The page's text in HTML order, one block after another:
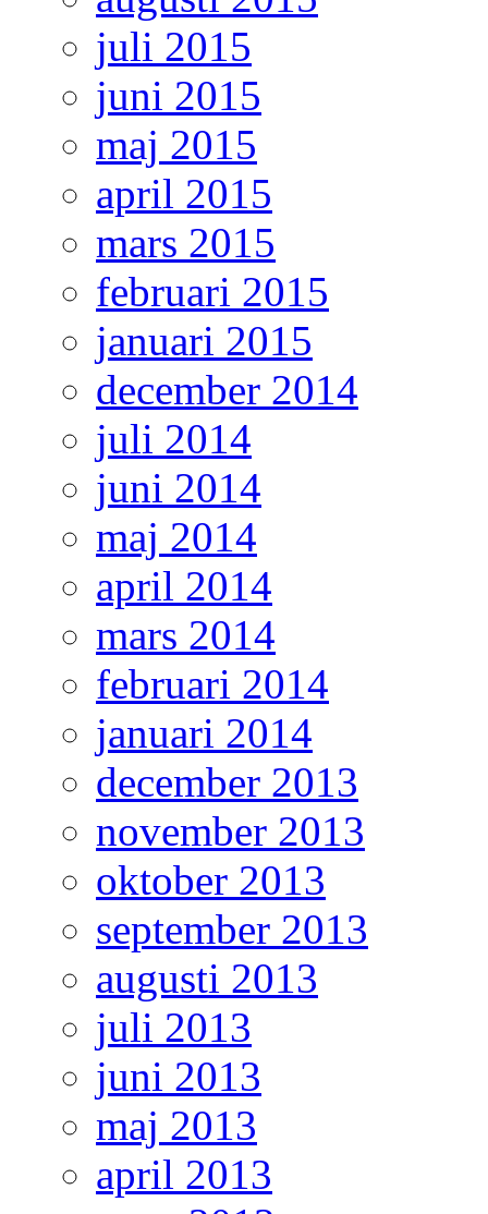
juli 2015
juni 2015
maj 2015
april 2015
mars 2015
februari 2015
januari 2015
december 2014
juli 2014
juni 2014
maj 2014
april 2014
mars 2014
februari 2014
januari 2014
december 2013
november 2013
oktober 2013
september 2013
augusti 2013
juli 2013
juni 2013
maj 2013
april 2013